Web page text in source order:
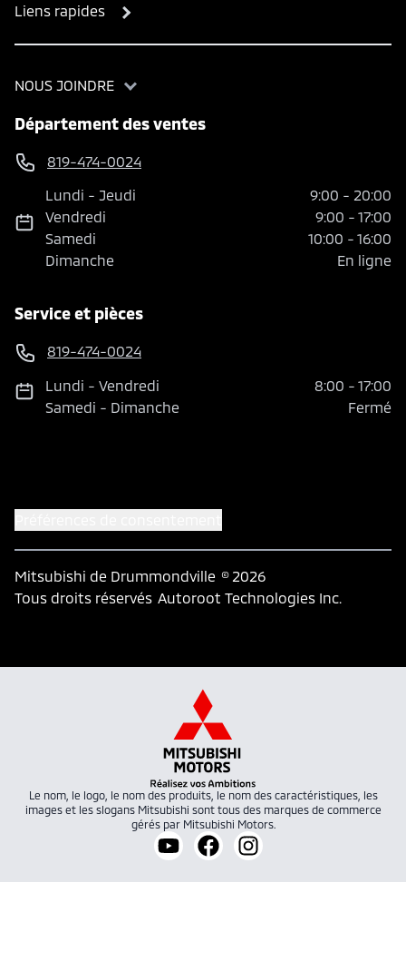
Liens rapides
NOUS JOINDRE
Département des ventes
819-474-0024
Lundi -Jeudi 9:00 - 20:00
Vendredi
9:00 - 17:00
Samedi
10:00 - 16:00
Dimanche
En ligne
Service et pièces
819-474-0024
Lundi -Vendredi 8:00 - 17:00
Samedi - Dimanche Fermé
Mitsubishi de Drummondville © 2026
Tous droits réservés Autoroot Technologies Inc.
Le nom, le logo, le nom des produits, le nom des caractéristiques, les
images et les slogans Mitsubishi sont tous des marques de commerce
gérés par Mitsubishi Motors.
Lien vers notre chaîne YouTube
Lien vers notre page
Lien vers notre